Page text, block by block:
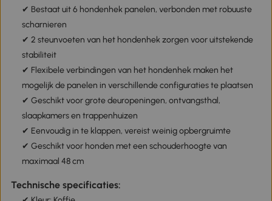
✔ Bestaat uit 6 hondenhek panelen, verbonden met robuuste
scharnieren
✔ 2 steunvoeten van het hondenhek zorgen voor uitstekende
stabiliteit
✔ Flexibele verbindingen van het hondenhek maken het
mogelijk de panelen in verschillende configuraties te plaatsen
✔ Geschikt voor grote deuropeningen, ontvangsthal,
slaapkamers en trappenhuizen
✔ Eenvoudig in te klappen, vereist weinig opbergruimte
✔ Geschikt voor honden met een schouderhoogte van
maximaal 48 cm
Technische specificaties: